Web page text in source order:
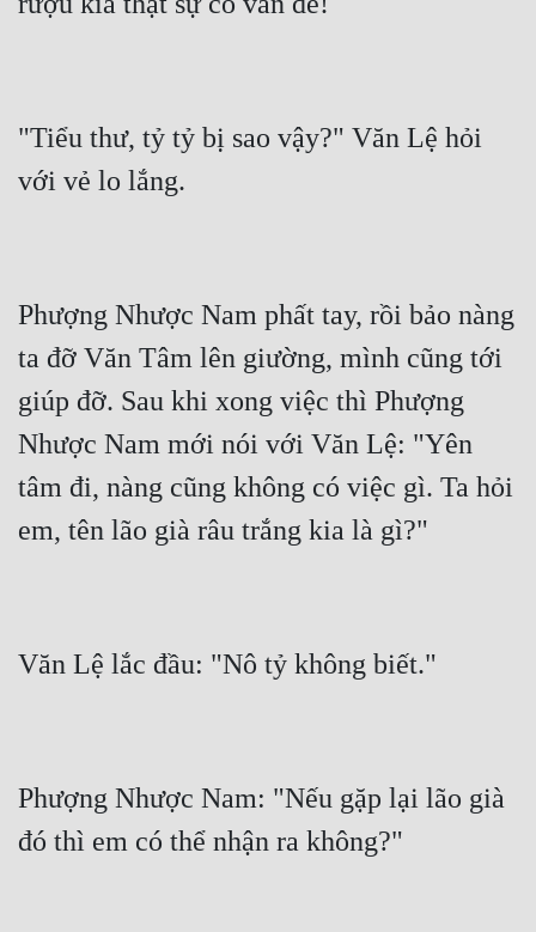
Tính Cách Nhân Vật :
Vô Sỉ
Điềm Đạm
"Tiểu thư, tỷ tỷ bị sao vậy?" Văn Lệ hỏi
Phượng Nhược Nam phất tay, rồi bảo nàng
ta đỡ Văn Tâm lên giường, mình cũng tới
giúp đỡ. Sau khi xong việc thì Phượng
Nhược Nam mới nói với Văn Lệ: "Yên
tâm đi, nàng cũng không có việc gì. Ta hỏi
Phượng Nhược Nam: "Nếu gặp lại lão già